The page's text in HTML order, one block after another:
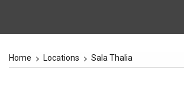
Home Locations Sala Thalia